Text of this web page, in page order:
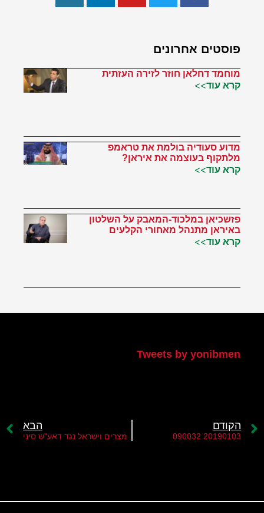
פוסטים אחרונים
מוחמד דחלאן חוזר לזירה העזתית
קרא עוד>>
מדוע סעודיה בולמת את טראמפ
מלתקוף בעוצמה את איראן?
קרא עוד>>
פזשכיאן במלכוד-המאבק על השלטון
באיראן מתנהל מאחורי הקלעים
קרא עוד>>
Tweets by yonibmen
הקודם
20190103 090032
הבא
מצרים וישראל נגד דאע"ש סיני